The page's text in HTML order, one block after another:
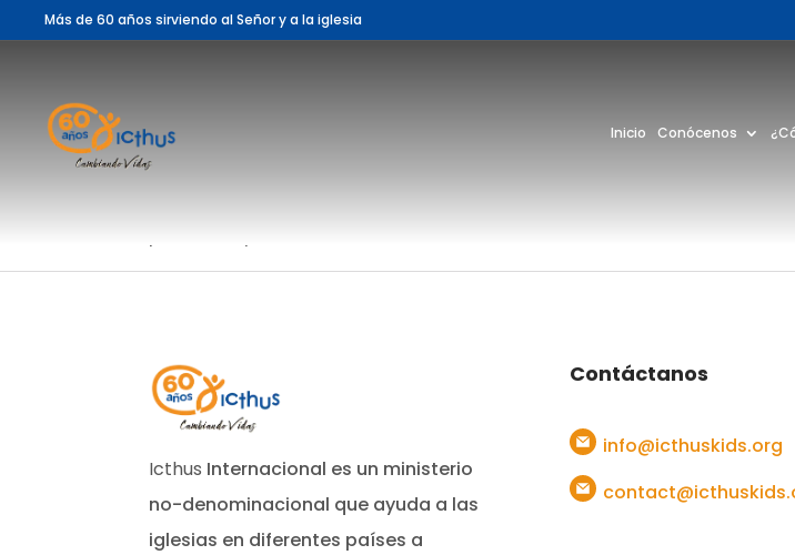
Más de 60 años sirviendo al Señor y a la iglesia
Inicio Conócenos
por
Guías
Icthus Internacional es un ministerio
no-denominacional que ayuda a las
iglesias en diferentes países a
Contáctanos
info@icthuskids.org